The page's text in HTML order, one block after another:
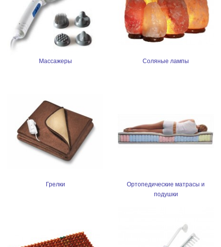
Массажеры Соляные лампы
Грелки
Ортопедические матрасы и
подушки